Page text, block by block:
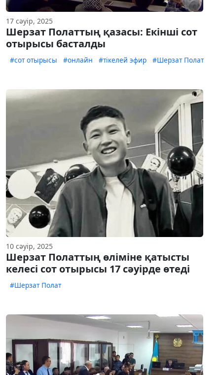
17 сәуір, 2025
Шерзат Полаттың қазасы: Екінші сот
отырысы басталды
#сот отырысы #онлайн #тікелей эфир #Шерзат Полат
10 сәуір, 2025
Шерзат Полаттың өліміне қатысты
келесі сот отырысы 17 сәуірде өтеді
#Шерзат Полат